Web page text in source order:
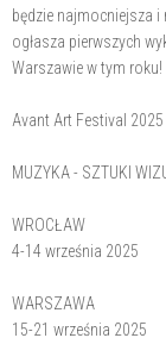
będzie najmocniejsza
ogłasza pierwszych
Warszawie w tym roku!
Avant Art Festival 2025
MUZYKA - SZTUKI
WROCŁAW
4-14 września 2025
WARSZAWA
15-21 września 2025